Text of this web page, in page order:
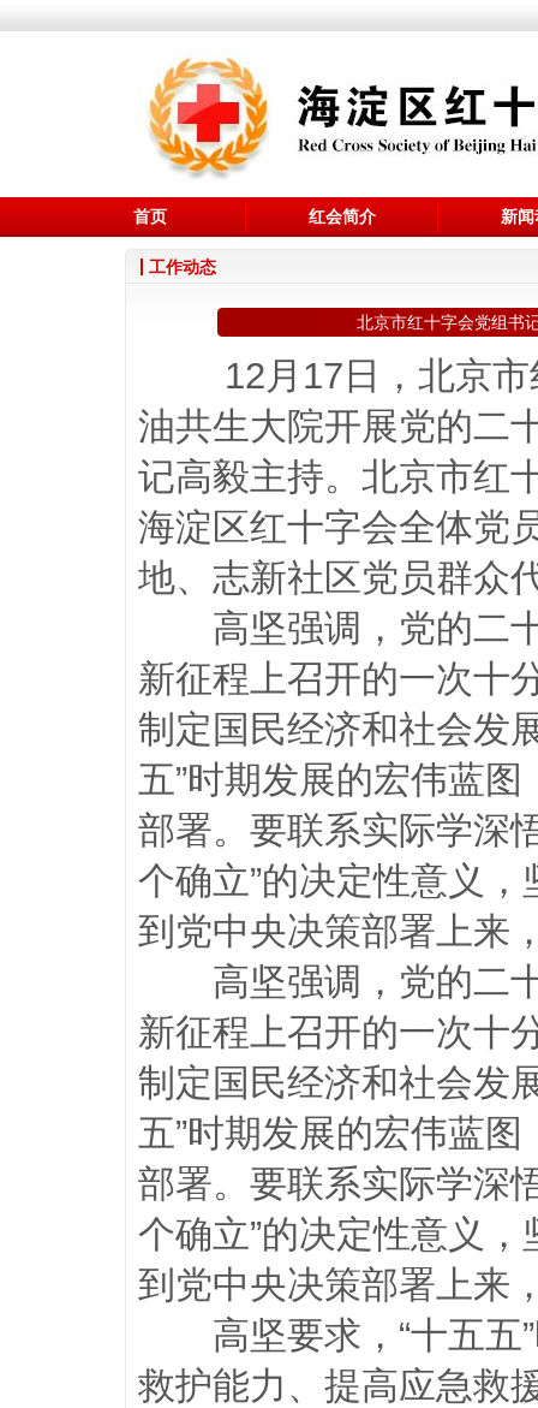
首页 红会简介 新
工作动态
北京市红十字会党组书
12月17日，北京
油共生大院开展党的二
记高毅主持。北京市红
海淀区红十字会全体党
地、志新社区党员群众
高坚强调，党的二
新征程上召开的一次十
制定国民经济和社会发
五”时期发展的宏伟蓝
部署。要联系实际学深
个确立”的决定性意义
到党中央决策部署上来
高坚强调，党的二
新征程上召开的一次十
制定国民经济和社会发
五”时期发展的宏伟蓝
部署。要联系实际学深
个确立”的决定性意义
到党中央决策部署上来
高坚要求，“十五五”
救护能力、提高应急救